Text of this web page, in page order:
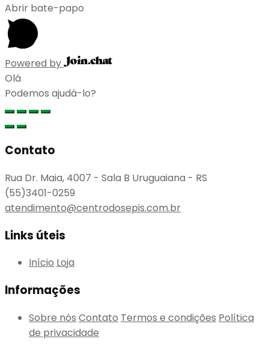
Abrir bate-papo
Powered by
Olá
Podemos ajudá-lo?
Contato
Rua Dr. Maia, 4007 - Sala B Uruguaiana - RS
(55)3401-0259
atendimento@centrodosepis.com.br
Links úteis
Início Loja
Informações
Sobre nós Contato Termos e condições Política
de privacidade